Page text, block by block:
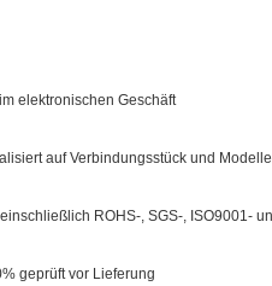
elektronischen Geschäft
auf Verbindungsstück und
ROHS-, SGS-, ISO9001-
geprüft vor Lieferung